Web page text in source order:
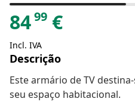
8499 €
Incl. IVA
Descrição
Este armário de TV
seu espaço habitacional.